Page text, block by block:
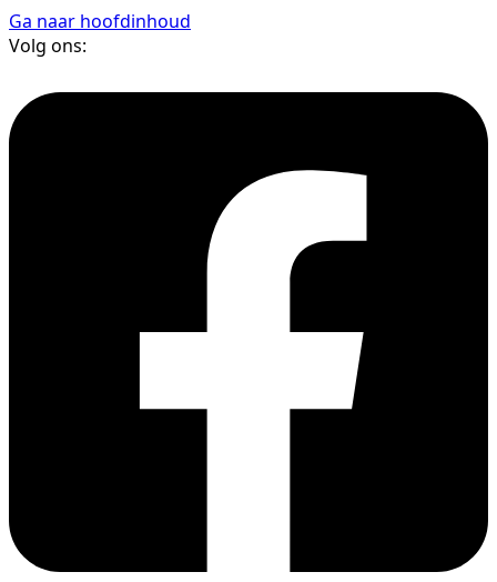
Ga naar hoofdinhoud
Volg ons: